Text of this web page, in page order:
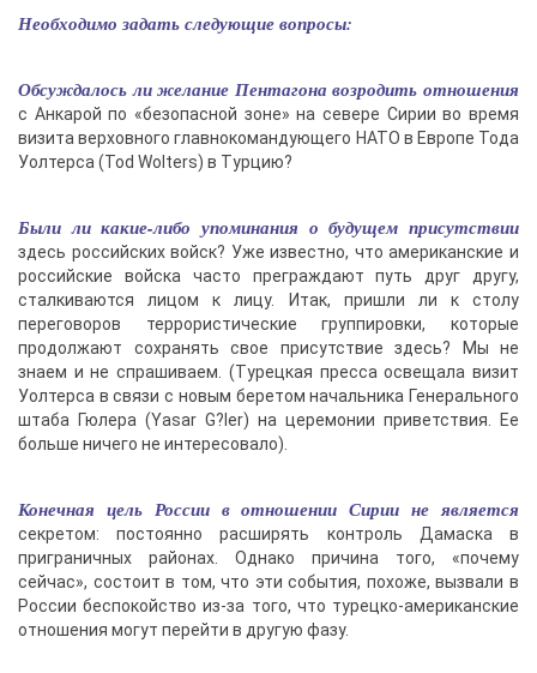
Необходимо задать следующие вопросы:
Обсуждалось ли желание Пентагона возродить отношения
с Анкарой по «безопасной зоне» на севере Сирии во время
визита верховного главнокомандующего НАТО в Европе Тода
Уолтерса (Tod Wolters) в Турцию?
Были ли какие-либо упоминания о будущем присутствии
здесь российских войск? Уже известно, что американские и
российские войска часто преграждают путь друг другу,
сталкиваются лицом к лицу. Итак, пришли ли к столу
переговоров террористические группировки, которые
продолжают сохранять свое присутствие здесь? Мы не
знаем и не спрашиваем. (Турецкая пресса освещала визит
Уолтерса в связи с новым беретом начальника Генерального
штаба Гюлера (Yasar G?ler) на церемонии приветствия. Ее
больше ничего не интересовало).
Конечная цель России в отношении Сирии не является
секретом: постоянно расширять контроль Дамаска в
приграничных районах. Однако причина того, «почему
сейчас», состоит в том, что эти события, похоже, вызвали в
России беспокойство из-за того, что турецко-американские
отношения могут перейти в другую фазу.